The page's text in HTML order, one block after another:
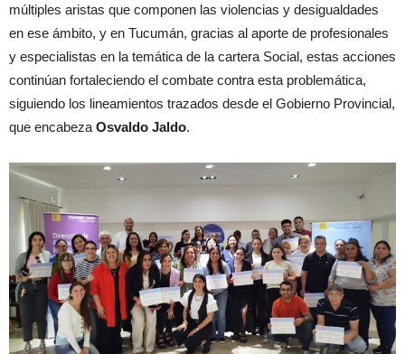
múltiples aristas que componen las violencias y desigualdades
en ese ámbito, y en Tucumán, gracias al aporte de profesionales
y especialistas en la temática de la cartera Social, estas acciones
continúan fortaleciendo el combate contra esta problemática,
siguiendo los lineamientos trazados desde el Gobierno Provincial,
que encabeza Osvaldo Jaldo.